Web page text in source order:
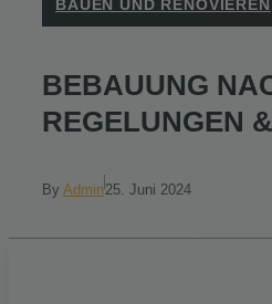
BAUEN UND RENOVIEREN
BEBAUUNG
REGELUNGEN
By Admin25. Juni 2024